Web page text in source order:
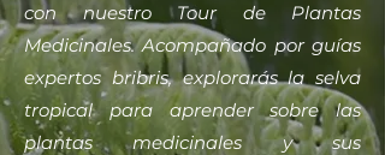
con nuestro Tour de Plantas
Medicinales. Acompañado por guías
expertos bribris, explorarás la selva
tropical para aprender sobre las
plantas medicinales y sus